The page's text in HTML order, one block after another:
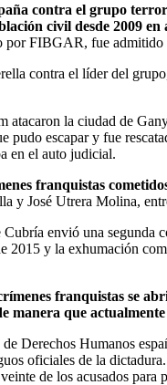
contra el grupo
civil desde 2009 en
FIBGAR, fue
contra el líder del
la ciudad de
pudo escapar y fue
en el auto judicial.
franquistas
José Utrera Molina,
envió una segunda
y la exhumación
franquistas se
manera que
Derechos Humanos
oficiales de la
de los acusados para